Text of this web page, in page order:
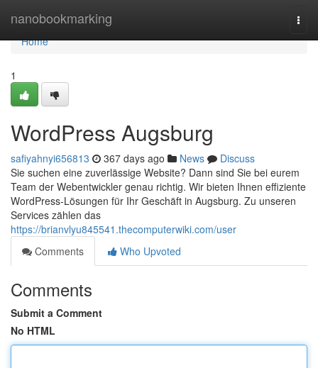
nanobookmarking
Home
Home
1
WordPress Augsburg
safiyahnyi656813 367 days ago News
Discuss
Sie suchen eine zuverlässige Website? Dann sind Sie bei eurem
Team der Webentwickler genau richtig. Wir bieten Ihnen effiziente
WordPress-Lösungen für Ihr Geschäft in Augsburg. Zu unseren
Services zählen das
https://brianvlyu845541.thecomputerwiki.com/user
Comments
Who Upvoted
Comments
Submit a Comment
No HTML